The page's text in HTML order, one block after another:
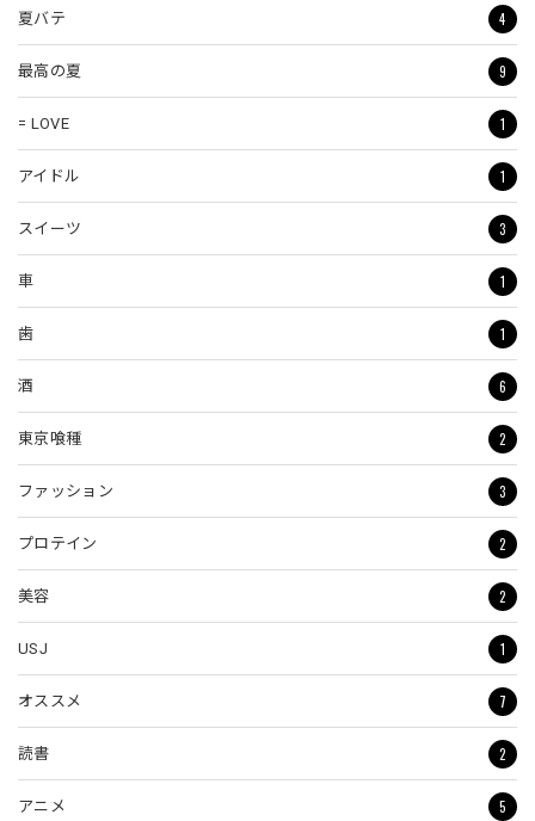
夏バテ 4
最高の夏 9
= LOVE 1
アイドル 1
スイーツ 3
車 1
歯 1
酒 6
東京喰種 2
ファッション 3
プロテイン 2
美容 2
USJ 1
オススメ 7
読書 2
アニメ 5